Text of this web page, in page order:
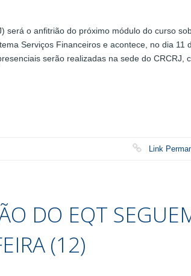
será o anfitrião do próximo módulo do curso
Serviços Financeiros e acontece, no dia 11
serão realizadas na sede do CRCRJ,
Link
DO EQT
(12)